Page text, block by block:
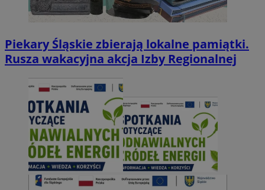
Piekary Śląskie zbierają lokalne pamiątki.
Rusza wakacyjna akcja Izby Regionalnej